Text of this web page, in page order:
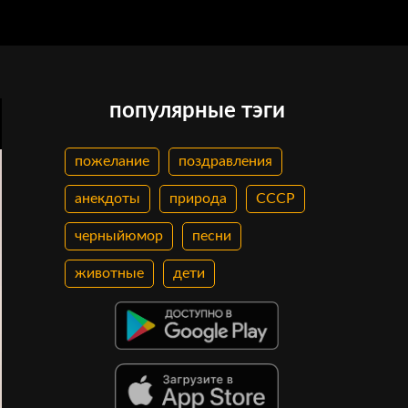
популярные тэги
пожелание поздравления
анекдоты природа СССР
черныйюмор песни
животные дети